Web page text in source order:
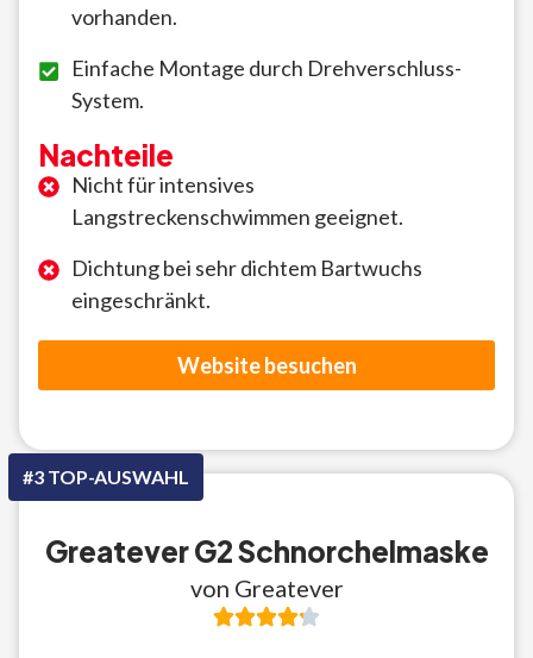
vorhanden.
Einfache Montage durch Drehverschluss-
System.
Nachteile
Nicht für intensives
Langstreckenschwimmen geeignet.
Dichtung bei sehr dichtem Bartwuchs
eingeschränkt.
Website besuchen
#3 TOP-AUSWAHL
Greatever G2 Schnorchelmaske
von Greatever